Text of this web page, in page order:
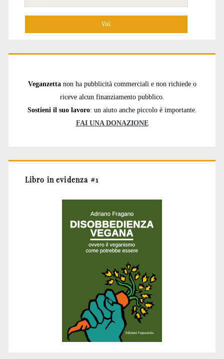
per:
Veganzetta non ha pubblicità commerciali e non richiede o
riceve alcun finanziamento pubblico.
Sostieni il suo lavoro: un aiuto anche piccolo è importante.
FAI UNA DONAZIONE
Libro in evidenza #1